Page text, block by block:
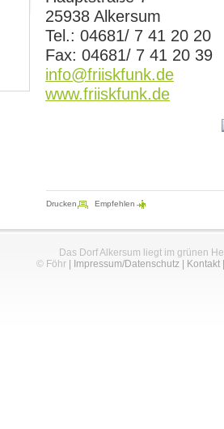
25938 Alkersum
Tel.: 04681/ 7 41 20 20
Fax: 04681/ 7 41 20 39
info@friiskfunk.de
www.friiskfunk.de
Drucken Empfehlen
Das Dorf Alkersum liegt im grünen
© Föhr| Impressum/Datenschutz| Kontakt